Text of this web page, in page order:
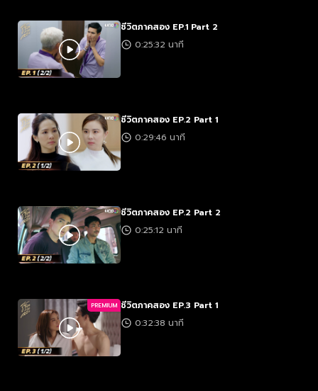
ชีวิตภาคสอง EP.1 Part 2
0:25:32 นาที
ชีวิตภาคสอง EP.2 Part 1
0:29:46 นาที
ชีวิตภาคสอง EP.2 Part 2
0:25:12 นาที
PREMIUM ชีวิตภาคสอง EP.3 Part 1
0:32:38 นาที